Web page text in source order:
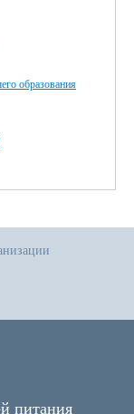
образования
питания